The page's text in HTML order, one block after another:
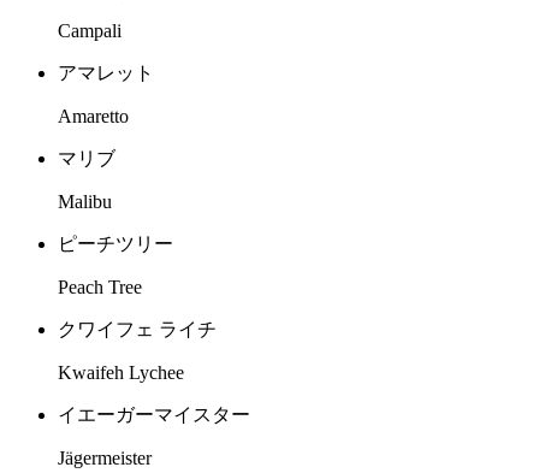
Campali
アマレット
Amaretto
マリブ
Malibu
ピーチツリー
Peach Tree
クワイフェ ライチ
Kwaifeh Lychee
イエーガーマイスター
Jägermeister